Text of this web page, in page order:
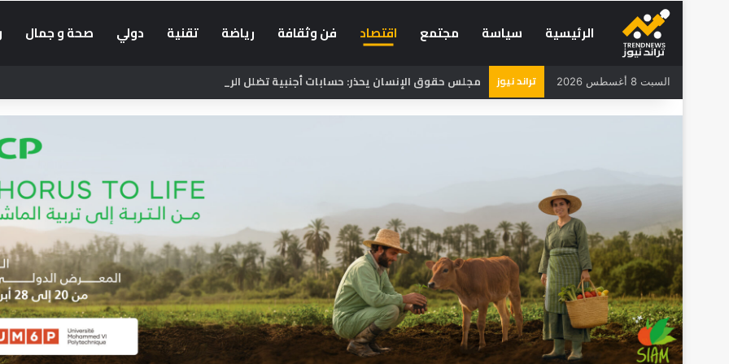
الرئيسية سياسة مجتمع اقتصاد فن وثقافة رياضة تقنية دولي صحة و جمال
السبت 8 أغسطس 2026 تراند نيوز مجلس حقوق الإنسان يحذر: حسابات أجنبية تضلل الراغبين في العبور إلى سبتة